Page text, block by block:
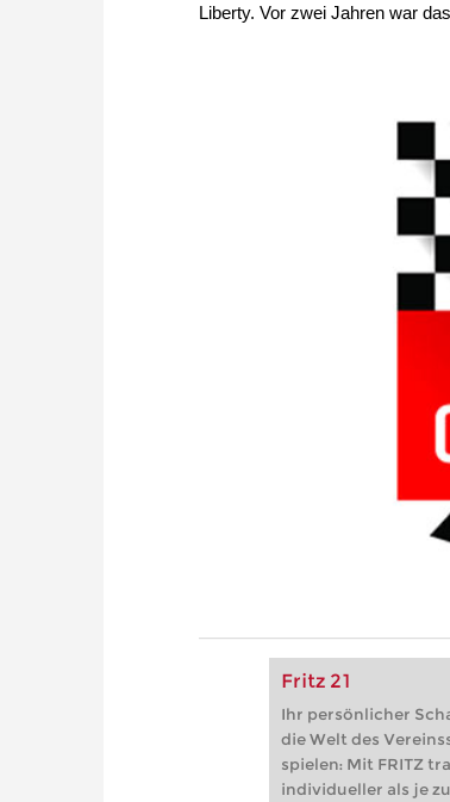
Liberty. Vor zwei Jahren war
Fritz 21
Ihr persönlicher
die Welt des
spielen: Mit FRITZ
individueller als je